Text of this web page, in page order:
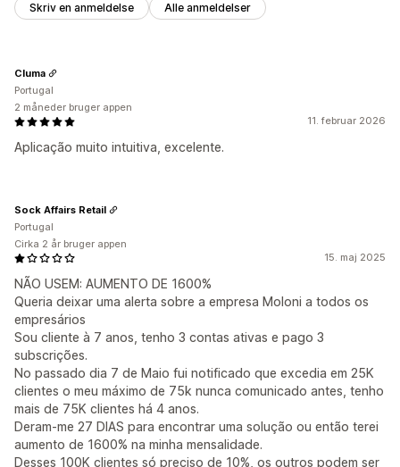
Skriv en anmeldelse Alle anmeldelser
11. februar 2026
Aplicação muito intuitiva, excelente.
Cluma
Portugal
2 måneder bruger appen
15. maj 2025
NÃO USEM: AUMENTO DE 1600%
Queria deixar uma alerta sobre a empresa Moloni a todos os
empresários
Sou cliente à 7 anos, tenho 3 contas ativas e pago 3
subscrições.
No passado dia 7 de Maio fui notificado que excedia em 25K
clientes o meu máximo de 75k nunca comunicado antes, tenho
mais de 75K clientes há 4 anos.
Deram-me 27 DIAS para encontrar uma solução ou então terei
aumento de 1600% na minha mensalidade.
Desses 100K clientes só preciso de 10%, os outros podem ser
Sock Affairs Retail
Portugal
Cirka 2 år bruger appen